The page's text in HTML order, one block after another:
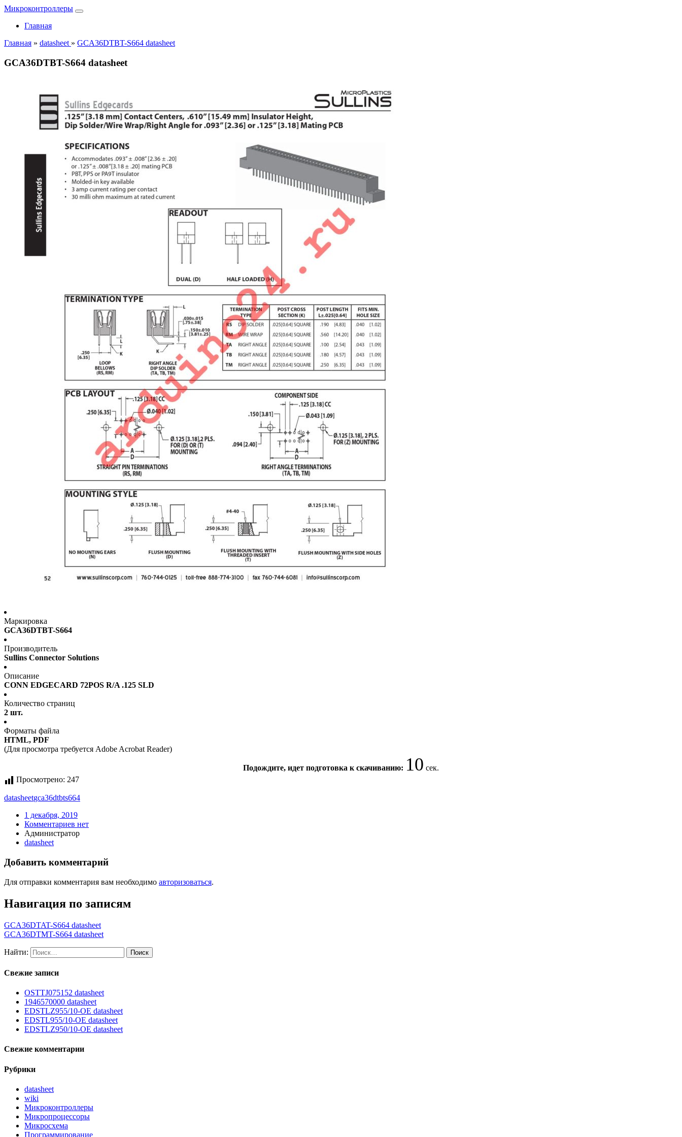
Микроконтроллеры
Главная
Главная » datasheet » GCA36DTBT-S664 datasheet
GCA36DTBT-S664 datasheet
Маркировка
GCA36DTBT-S664
Производитель
Sullins Connector Solutions
Описание
CONN EDGECARD 72POS R/A .125 SLD
Количество страниц
2 шт.
Форматы файла
HTML, PDF
(Для просмотра требуется Adobe Acrobat Reader)
Подождите, идет подготовка к скачиванию: 10 сек.
Просмотрено: 247
datasheetgca36dtbts664
1 декабря, 2019
Комментариев нет
Администратор
datasheet
Добавить комментарий
Для отправки комментария вам необходимо авторизоваться.
Навигация по записям
GCA36DTAT-S664 datasheet
GCA36DTMT-S664 datasheet
Найти:
Свежие записи
OSTTJ075152 datasheet
1946570000 datasheet
EDSTLZ955/10-OE datasheet
EDSTL955/10-OE datasheet
EDSTLZ950/10-OE datasheet
Свежие комментарии
Рубрики
datasheet
wiki
Микроконтроллеры
Микропроцессоры
Микросхема
Программирование